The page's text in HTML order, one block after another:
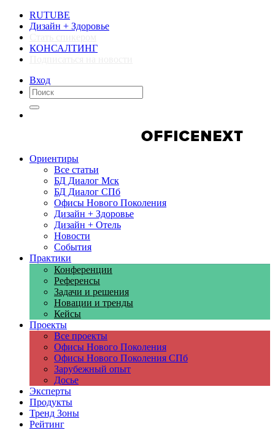
RUTUBE
Дизайн + Здоровье
КОНСАЛТИНГ
Вход
Ориентиры
Все статьи
БД Диалог Мск
БД Диалог СПб
Офисы Нового Поколения
Дизайн + Здоровье
Дизайн + Отель
Новости
События
Практики
Конференции
Референсы
Задачи и решения
Новации и тренды
Кейсы
Проекты
Все проекты
Офисы Нового Поколения
Офисы Нового Поколения СПб
Зарубежный опыт
Досье
Эксперты
Продукты
Тренд Зоны
Рейтинг